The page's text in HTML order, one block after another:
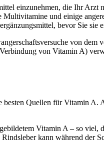
einzunehmen, die Ihr Arzt
und einige
bevor Sie sie
von
von Vitamin A)
Quellen für Vitamin A.
Vitamin A – so viel,
kann während der